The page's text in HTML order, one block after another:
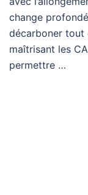
change
décarboner tout
maîtrisant les
permettre …